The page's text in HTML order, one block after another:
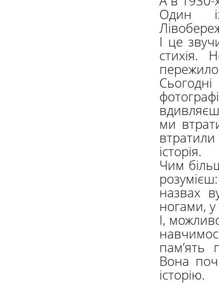
Один
І це
пережило
ми
історія.
Чим
назвах
ногами, у
І,
пам’ять
Вона
історію.